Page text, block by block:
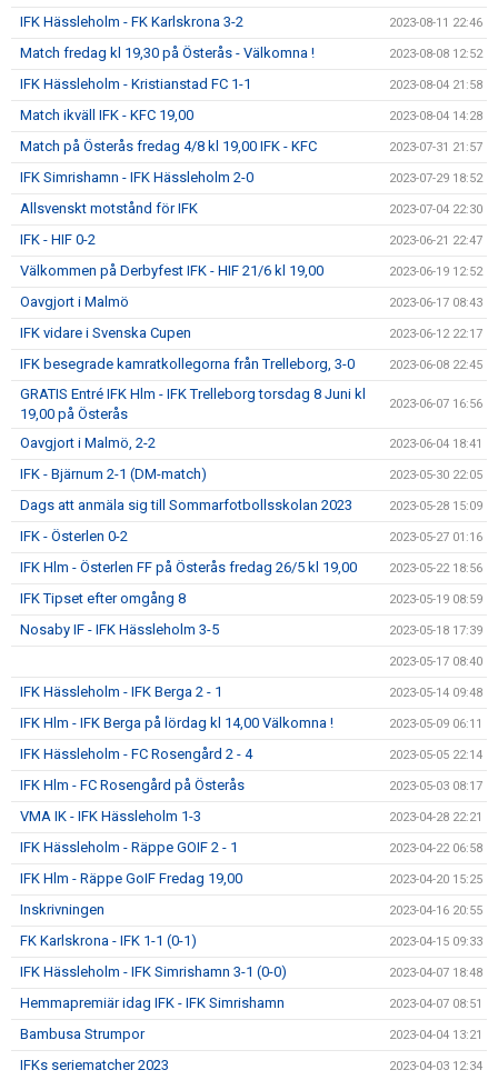
IFK Hässleholm - FK Karlskrona 3-2 2023-08-11 22:46
Match fredag kl 19,30 på Österås - Välkomna ! 2023-08-08 12:52
IFK Hässleholm - Kristianstad FC 1-1 2023-08-04 21:58
Match ikväll IFK - KFC 19,00 2023-08-04 14:28
Match på Österås fredag 4/8 kl 19,00 IFK - KFC 2023-07-31 21:57
IFK Simrishamn - IFK Hässleholm 2-0 2023-07-29 18:52
Allsvenskt motstånd för IFK 2023-07-04 22:30
IFK - HIF 0-2 2023-06-21 22:47
Välkommen på Derbyfest IFK - HIF 21/6 kl 19,00 2023-06-19 12:52
Oavgjort i Malmö 2023-06-17 08:43
IFK vidare i Svenska Cupen 2023-06-12 22:17
IFK besegrade kamratkollegorna från Trelleborg, 3-0 2023-06-08 22:45
GRATIS Entré IFK Hlm - IFK Trelleborg torsdag 8 Juni kl
19,00 på Österås
2023-06-07 16:56
Oavgjort i Malmö, 2-2 2023-06-04 18:41
IFK - Bjärnum 2-1 (DM-match) 2023-05-30 22:05
Dags att anmäla sig till Sommarfotbollsskolan 2023 2023-05-28 15:09
IFK - Österlen 0-2 2023-05-27 01:16
IFK Hlm - Österlen FF på Österås fredag 26/5 kl 19,00 2023-05-22 18:56
IFK Tipset efter omgång 8 2023-05-19 08:59
Nosaby IF - IFK Hässleholm 3-5 2023-05-18 17:39
2023-05-17 08:40
IFK Hässleholm - IFK Berga 2 - 1 2023-05-14 09:48
IFK Hlm - IFK Berga på lördag kl 14,00 Välkomna ! 2023-05-09 06:11
IFK Hässleholm - FC Rosengård 2 - 4 2023-05-05 22:14
IFK Hlm - FC Rosengård på Österås 2023-05-03 08:17
VMA IK - IFK Hässleholm 1-3 2023-04-28 22:21
IFK Hässleholm - Räppe GOIF 2 - 1 2023-04-22 06:58
IFK Hlm - Räppe GoIF Fredag 19,00 2023-04-20 15:25
Inskrivningen 2023-04-16 20:55
FK Karlskrona - IFK 1-1 (0-1) 2023-04-15 09:33
IFK Hässleholm - IFK Simrishamn 3-1 (0-0) 2023-04-07 18:48
Hemmapremiär idag IFK - IFK Simrishamn 2023-04-07 08:51
Bambusa Strumpor 2023-04-04 13:21
IFKs seriematcher 2023 2023-04-03 12:34